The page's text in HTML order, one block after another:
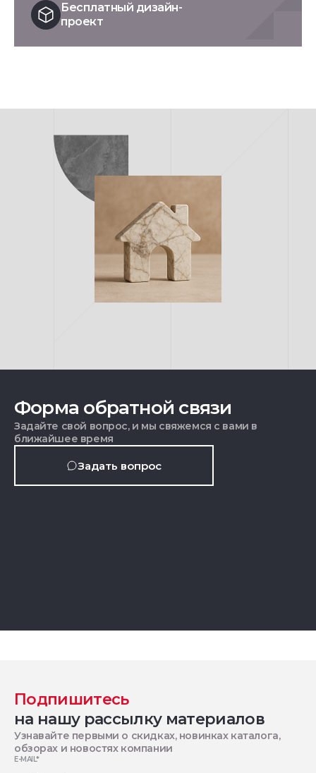
Бесплатный дизайн-
проект
Форма обратной связи
Задайте свой вопрос, и мы свяжемся с вами в
ближайшее время
Задать вопрос
Подпишитесь
на нашу рассылку материалов
Узнавайте первыми о скидках, новинках каталога,
обзорах и новостях компании
E-MAIL*